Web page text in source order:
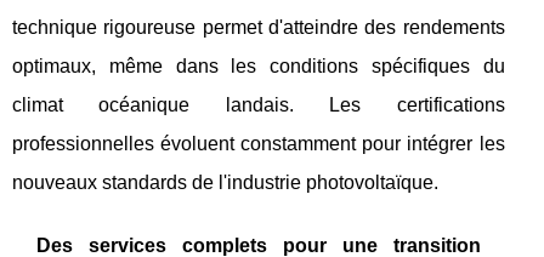
technique rigoureuse permet d'atteindre des rendements
optimaux, même dans les conditions spécifiques du
climat océanique landais. Les certifications
professionnelles évoluent constamment pour intégrer les
nouveaux standards de l'industrie photovoltaïque.
Des services complets pour une transition